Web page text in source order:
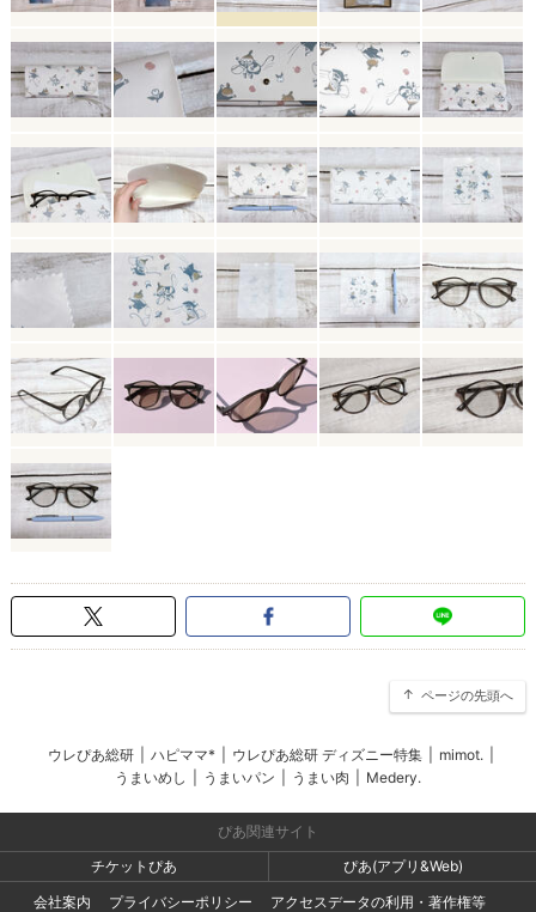
ページの先頭へ
ウレぴあ総研 ハピママ* ウレぴあ総研 ディズニー特集 mimot.
うまいめし
うまいパン うまい肉 Medery.
ぴあ関連サイト
チケットぴあ
ぴあ(アプリ&Web)
会社案内
プライバシーポリシー アクセスデータの利用・著作権等